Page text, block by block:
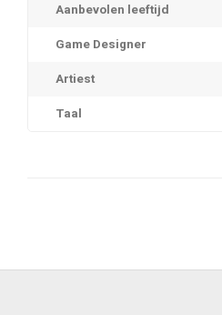
Aanbevolen leeftijd
Game Designer
Artiest
Taal